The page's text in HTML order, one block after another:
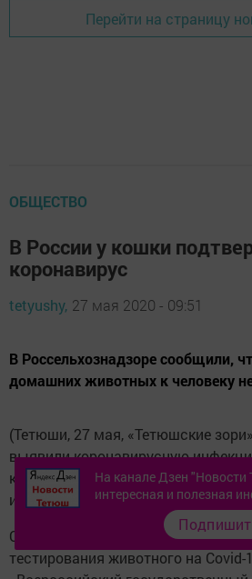
Перейти на страницу
ОБЩЕСТВО
В России у кошки
коронавирус
tetyushy, 27 мая 2020 - 09:51
В Россельхознадзоре сообщили,
домашних животных к человеку
(Тетюши, 27 мая, «Тетюшские
выявили коронавирусную
кошки, сообщаетИА «Татар-
источник.
Отмечается, что хозяин 5-летней
тестирования животного на
На канале Дзен "Новости
интересная и полезная